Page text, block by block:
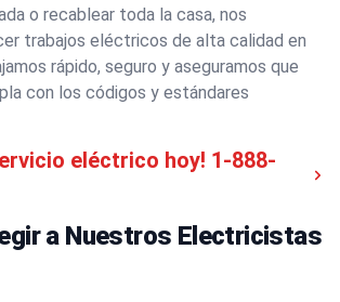
o recablear toda la casa, nos
trabajos eléctricos de alta calidad en
rápido, seguro y aseguramos que
con los códigos y estándares
eléctrico hoy! 1-888-
a Nuestros Electricistas